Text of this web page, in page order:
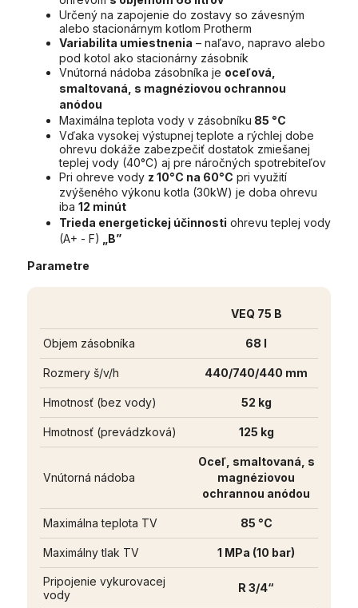
Určený na zapojenie do zostavy so závesným
alebo stacionárnym kotlom Protherm
Variabilita umiestnenia – naľavo, napravo alebo
pod kotol ako stacionárny zásobník
Vnútorná nádoba zásobníka je oceľová,
smaltovaná, s magnéziovou ochrannou
anódou
Maximálna teplota vody v zásobníku 85 °C
Vďaka vysokej výstupnej teplote a rýchlej dobe
ohrevu dokáže zabezpečiť dostatok zmiešanej
teplej vody (40°C) aj pre náročných spotrebiteľov
Pri ohreve vody z 10°C na 60°C pri využití
zvýšeného výkonu kotla (30kW) je doba ohrevu
iba 12 minút
Trieda energetickej účinnosti ohrevu teplej vody
(A+ - F)
„B”
Parametre
VEQ 75 B
Objem zásobníka 68 l
Rozmery š/v/h 440/740/440 mm
Hmotnosť (bez vody) 52 kg
Hmotnosť (prevádzková) 125 kg
Vnútorná nádoba
Oceľ, smaltovaná, s
magnéziovou
ochrannou anódou
Maximálna teplota TV 85 °C
Maximálny tlak TV 1 MPa (10 bar)
Pripojenie vykurovacej
vody
R 3/4“